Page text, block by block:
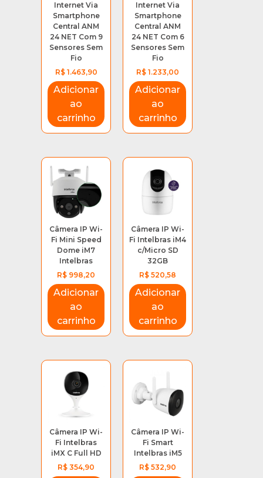
Internet Via
Smartphone
Central ANM
24 NET Com 9
Sensores Sem
Fio
R$1.463,90
Adicionar
ao
carrinho
Internet Via
Smartphone
Central ANM
24 NET Com 6
Sensores Sem
Fio
R$ 1.233,00
Adicionar
ao
carrinho
Câmera IP Wi-
Fi Mini Speed
Dome iM7
Intelbras
R$ 998,20
Adicionar
ao
carrinho
Câmera IP Wi-
Fi Intelbras iM4
c/Micro SD
32GB
R$ 520,58
Adicionar
ao
carrinho
Câmera IP Wi-
Fi Intelbras
iMX C Full HD
R$ 354,90
Câmera IP Wi-
Fi Smart
Intelbras iM5
R$ 532,90